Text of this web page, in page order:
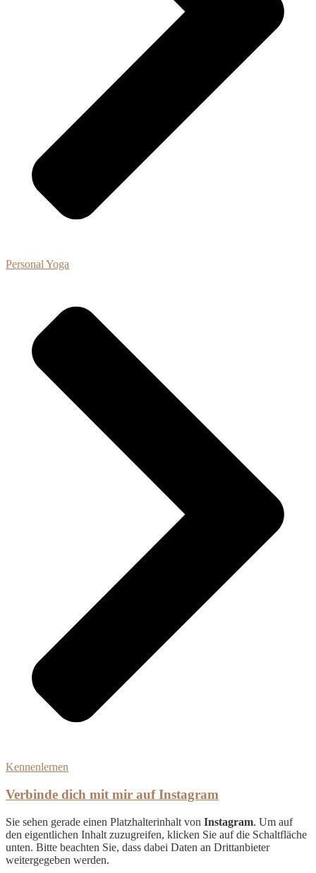
Personal Yoga
Kennenlernen
Verbinde dich mit mir auf Instagram
Sie sehen gerade einen Platzhalterinhalt von Instagram. Um auf
den eigentlichen Inhalt zuzugreifen, klicken Sie auf die Schaltfläche
unten. Bitte beachten Sie, dass dabei Daten an Drittanbieter
weitergegeben werden.